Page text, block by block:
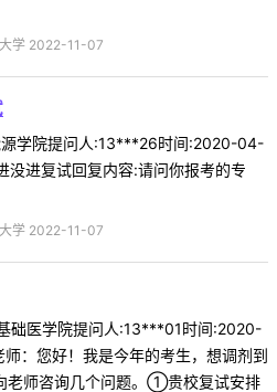
学 2022-11-07
源学院提问人:13***26时间:2020-04-
进复试回复内容:请问你报考的专
学 2022-11-07
础医学院提问人:13***01时间:2020-
：您好！我是今年的考生，想调剂到
老师咨询几个问题。①贵校复试安排